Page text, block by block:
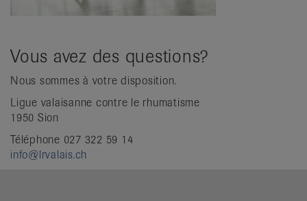
Vous avez des questions?
Nous sommes à votre disposition.
Ligue valaisanne contre le rhumatisme
1950 Sion
Téléphone 027 322 59 14
info@lrvalais.ch